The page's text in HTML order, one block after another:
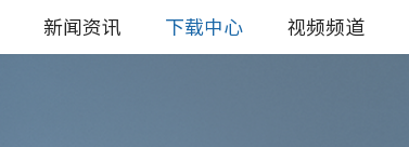
新闻资讯 下载中心 视频频道